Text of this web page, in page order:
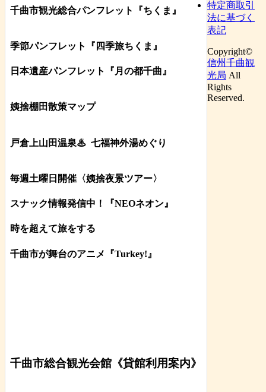
千曲市観光総合パンフレット 『ちくま 』
季節パンフレット『四季旅ちくま』
日本遺産パンフレット 『月の都千曲 』
姨捨棚田散策マップ
戸倉上山田温泉♨ 七福神外湯めぐり
毎週土曜日開催〈姨捨夜景ツアー〉
スナック情報発信中！『NEOネオン』
時を超えて旅をする
千曲市が舞台のアニメ『Turkey!』
千曲市総合観光会館《貸館利用案内》
特定商取引
法に基づく
表記
Copyright©
信州千曲観
光局 All
Rights
Reserved.